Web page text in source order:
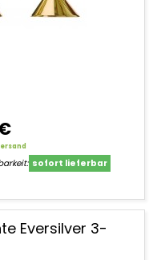
sofort lieferbar
Eversilver 3-